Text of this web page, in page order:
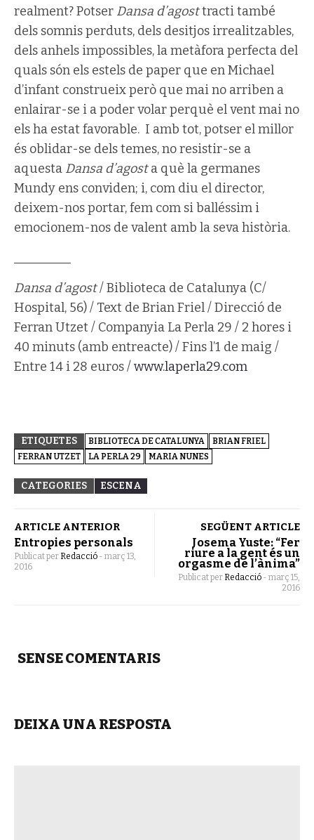
realment? Potser Dansa d’agosttracti també
dels somnis perduts, dels desitjos irrealitzables,
dels anhels impossibles, la metàfora perfecta del
quals són els estels de paper que en Michael
d’infant construeix però que mai no arriben a
enlairar-se i a poder volar perquè el vent mai no
els ha estat favorable. I amb tot, potser el millor
és oblidar-se dels temes, no resistir-se a
aquesta Dansa d’agosta què la germanes
Mundy ens conviden; i, com diu el director,
deixem-nos portar, fem com si balléssim i
emocionem-nos de valent amb la seva història.
Dansa d’agost/ Biblioteca de Catalunya (C/
Hospital, 56) / Text de Brian Friel / Direcció de
Ferran Utzet / Companyia La Perla 29 / 2 hores i
40 minuts (amb entreacte) / Fins l’1 de maig /
Entre 14 i 28 euros / www.laperla29.com
ETIQUETES BIBLIOTECA DE CATALUNYA
BRIAN FRIEL
FERRAN UTZET
LA PERLA 29 MARIA NUNES
CATEGORIES ESCENA
ARTICLE ANTERIOR
Entropies personals
Publicat per Redacció - març 13,
2016
SEGÜENT ARTICLE
Josema Yuste: “Fer
riure a la gent és un
orgasme de l’ànima”
Publicat per Redacció - març 15,
2016
SENSE COMENTARIS
DEIXA UNA RESPOSTA